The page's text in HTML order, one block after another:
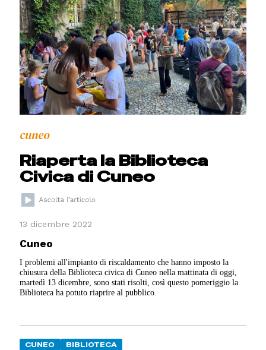
cuneo
Riaperta la Biblioteca
Civica di Cuneo
13 dicembre 2022
Cuneo
I problemi all'impianto di riscaldamento che hanno imposto la
chiusura della Biblioteca civica di Cuneo nella mattinata di oggi,
martedì 13 dicembre, sono stati risolti, così questo pomeriggio la
Biblioteca ha potuto riaprire al pubblico.
CUNEO BIBLIOTECA